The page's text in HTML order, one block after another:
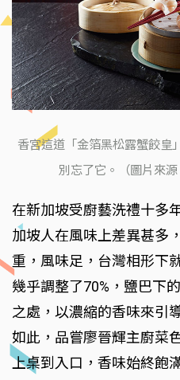
香宮這道「金箔黑松露蟹餃皇
別忘了它。（圖片來源
在新加坡受廚藝洗禮十多
加坡人在風味上差異甚多
重，風味足，台灣相形下
幾乎調整了70%，鹽巴下
之處，以濃縮的香味來引
如此，品嘗廖晉輝主廚菜
上桌到入口，香味始終飽